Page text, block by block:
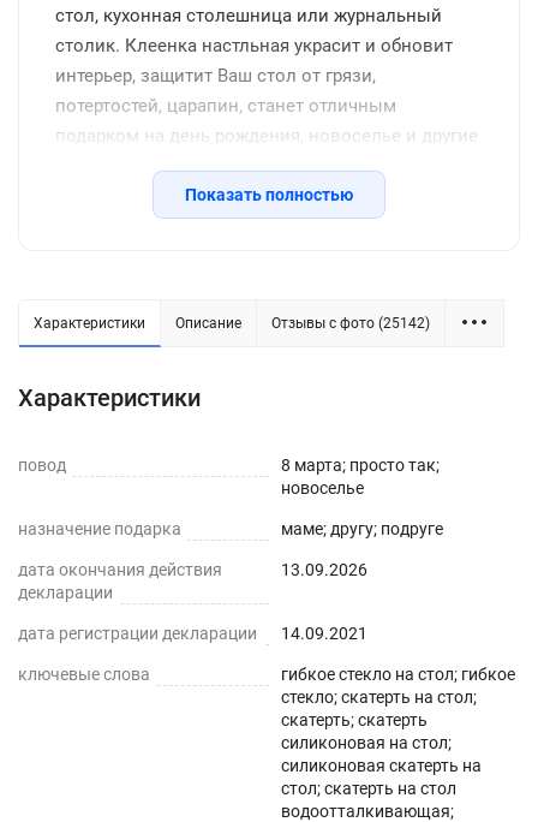
стол, кухонная столешница или журнальный
столик. Клеенка настльная украсит и обновит
интерьер, защитит Ваш стол от грязи,
потертостей, царапин, станет отличным
подарком на день рождения, новоселье и другие
семейные праздники, включая новый год.
Защитное покрытие изготовлено из
качественной клеенки с красивым рисунком, его
2-3 см к указанному размеру на усадку.
Показать полностью
Характеристики Описание Отзывы с фото (25142)
Характеристики
повод
8 марта; просто так;
новоселье
назначение подарка маме; другу; подруге
дата окончания действия
декларации
13.09.2026
дата регистрации декларации 14.09.2021
ключевые слова
гибкое стекло на стол; гибкое
стекло; скатерть на стол;
скатерть; скатерть
силиконовая на стол;
силиконовая скатерть на
стол; скатерть на стол
водоотталкивающая;